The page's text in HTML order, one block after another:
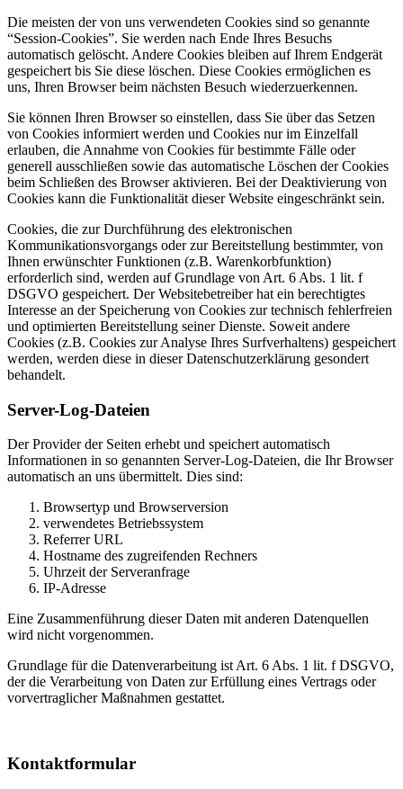
Die meisten der von uns verwendeten Cookies sind so genannte
“Session-Cookies”. Sie werden nach Ende Ihres Besuchs
automatisch gelöscht. Andere Cookies bleiben auf Ihrem Endgerät
gespeichert bis Sie diese löschen. Diese Cookies ermöglichen es
uns, Ihren Browser beim nächsten Besuch wiederzuerkennen.
Sie können Ihren Browser so einstellen, dass Sie über das Setzen
von Cookies informiert werden und Cookies nur im Einzelfall
erlauben, die Annahme von Cookies für bestimmte Fälle oder
generell ausschließen sowie das automatische Löschen der Cookies
beim Schließen des Browser aktivieren. Bei der Deaktivierung von
Cookies kann die Funktionalität dieser Website eingeschränkt sein.
Cookies, die zur Durchführung des elektronischen
Kommunikationsvorgangs oder zur Bereitstellung bestimmter, von
Ihnen erwünschter Funktionen (z.B. Warenkorbfunktion)
erforderlich sind, werden auf Grundlage von Art. 6 Abs. 1 lit. f
DSGVO gespeichert. Der Websitebetreiber hat ein berechtigtes
Interesse an der Speicherung von Cookies zur technisch fehlerfreien
und optimierten Bereitstellung seiner Dienste. Soweit andere
Cookies (z.B. Cookies zur Analyse Ihres Surfverhaltens) gespeichert
werden, werden diese in dieser Datenschutzerklärung gesondert
behandelt.
Server-Log-Dateien
Der Provider der Seiten erhebt und speichert automatisch
Informationen in so genannten Server-Log-Dateien, die Ihr Browser
automatisch an uns übermittelt. Dies sind:
Browsertyp und Browserversion
verwendetes Betriebssystem
Referrer URL
Hostname des zugreifenden Rechners
Uhrzeit der Serveranfrage
IP-Adresse
Eine Zusammenführung dieser Daten mit anderen Datenquellen
wird nicht vorgenommen.
Grundlage für die Datenverarbeitung ist Art. 6 Abs. 1 lit. f DSGVO,
der die Verarbeitung von Daten zur Erfüllung eines Vertrags oder
vorvertraglicher Maßnahmen gestattet.
Kontaktformular